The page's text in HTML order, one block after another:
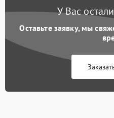
Неисправность зарядного
питания
неисправности кулера
У Вас
Оставьте заявку, мы